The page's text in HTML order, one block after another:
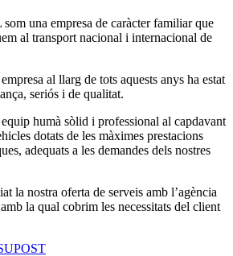
una empresa de caràcter familiar que
al transport nacional i internacional de
al llarg de tots aquests anys ha estat
seriós i de qualitat.
humà sòlid i professional al capdavant
dotats de les màximes prestacions
adequats a les demandes dels nostres
la nostra oferta de serveis amb l’agència
la qual cobrim les necessitats del client